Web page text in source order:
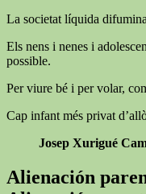
La societat líquida
Els nens i nenes i
possible.
Per viure bé i per volar,
Cap infant més privat
Josep Xurigué
Alienación